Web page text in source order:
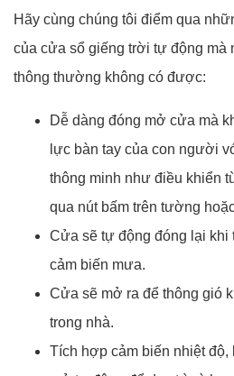
Hãy cùng chúng tôi điểm qua
của cửa sổ giếng trời tự động mà
thông thường không có được:
Dễ dàng đóng mở cửa mà
lực bàn tay của con người
thông minh như điều khiển
qua nút bấm trên tường
Cửa sẽ tự động đóng lại
cảm biến mưa.
Cửa sẽ mở ra để thông gió
trong nhà.
Tích hợp cảm biến nhiệt